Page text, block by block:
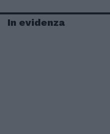
In evidenza